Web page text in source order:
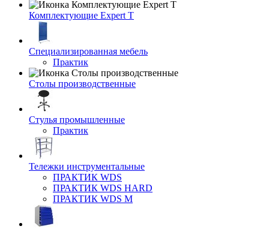
Комплектующие Expert T
Специализированная мебель
Практик
Столы производственные
Стулья промышленные
Практик
Тележки инструментальные
ПРАКТИК WDS
ПРАКТИК WDS HARD
ПРАКТИК WDS M